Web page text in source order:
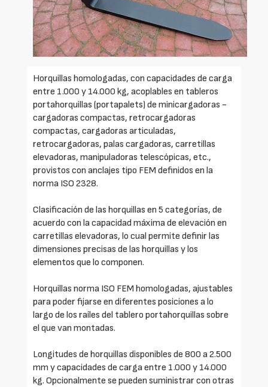
Horquillas homologadas, con capacidades de carga
entre 1.000 y 14.000 kg, acoplables en tableros
portahorquillas (portapalets) de minicargadoras -
cargadoras compactas, retrocargadoras
compactas, cargadoras articuladas,
retrocargadoras, palas cargadoras, carretillas
elevadoras, manipuladoras telescópicas, etc.,
provistos con anclajes tipo FEM definidos en la
norma ISO 2328.
Clasificación de las horquillas en 5 categorías, de
acuerdo con la capacidad máxima de elevación en
carretillas elevadoras, lo cual permite definir las
dimensiones precisas de las horquillas y los
elementos que lo componen.
Horquillas norma ISO FEM homologadas, ajustables
para poder fijarse en diferentes posiciones a lo
largo de los raíles del tablero portahorquillas sobre
el que van montadas.
Longitudes de horquillas disponibles de 800 a 2.500
mm y capacidades de carga entre 1.000 y 14.000
kg. Opcionalmente se pueden suministrar con otras